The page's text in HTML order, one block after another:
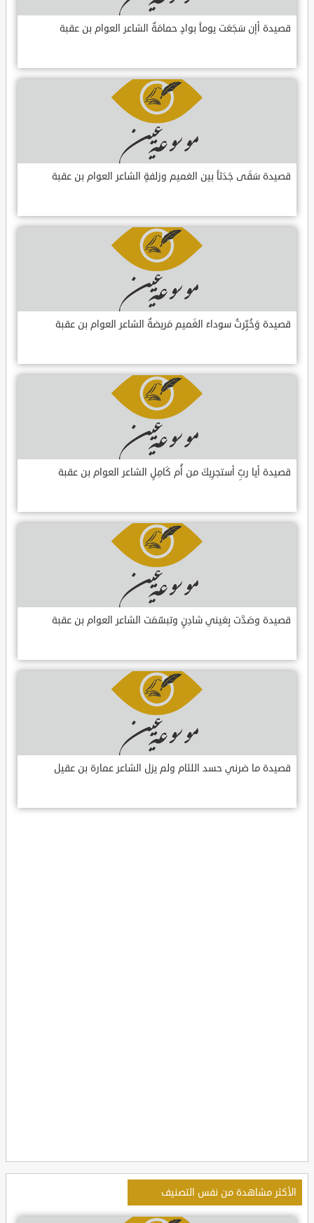
قصيدة أإن سَجَعَت يوماً بوادٍ حمامَةٌ الشاعر العوام بن عقبة
قصيدة سَقَى جَدَثاً بين الغميم وزلفةٍ الشاعر العوام بن عقبة
قصيدة وَخُبِّرتُ سوداءَ الغَميم مَريضةٌ الشاعر العوام بن عقبة
قصيدة أيا ربِّ أستجرِيكَ من أُم كَامِلٍ الشاعر العوام بن عقبة
قصيدة وصَدَّت بِعَيني شادِنٍ وتبسّمَت الشاعر العوام بن عقبة
قصيدة ما ضرني حسد اللئام ولم يزل الشاعر عمارة بن عقيل
الأكثر مشاهدة من نفس التصنيف